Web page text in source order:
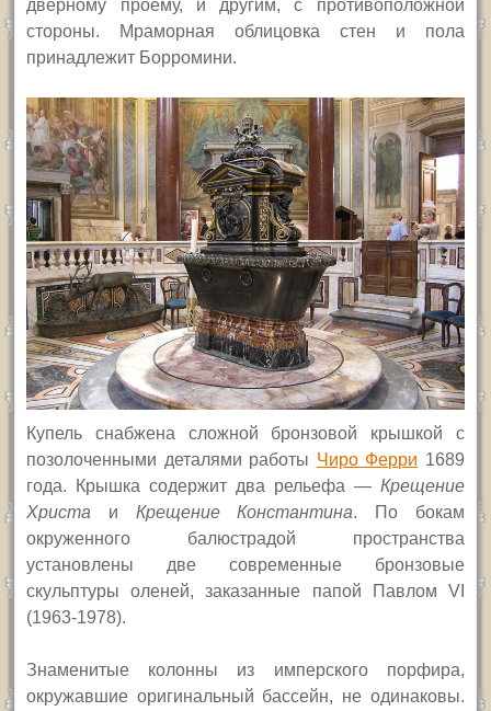
дверному проему, и другим, с противоположной
стороны. Мраморная облицовка стен и пола
принадлежит Борромини.
Купель снабжена сложной бронзовой крышкой с
позолоченными деталями работы Чиро Ферри 1689
года. Крышка содержит два рельефа — Крещение
Христа и Крещение Константина. По бокам
окруженного балюстрадой пространства
установлены две современные бронзовые
скульптуры оленей, заказанные папой Павлом VI
(1963-1978).
Знаменитые колонны из имперского порфира,
окружавшие оригинальный бассейн, не одинаковы.